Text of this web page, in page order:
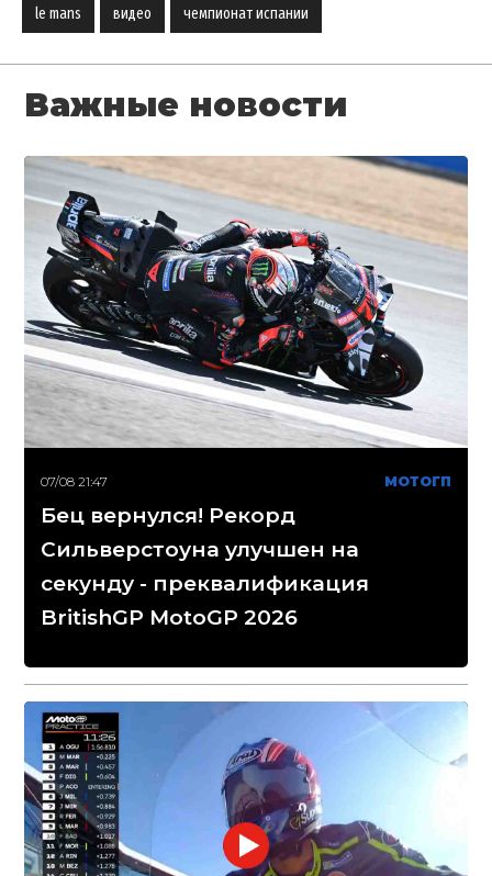
le mans видео чемпионат испании
Важные новости
07/08 21:47 МОТОГП
Бец вернулся! Рекорд
Сильверстоуна улучшен на
секунду - преквалификация
BritishGP MotoGP 2026